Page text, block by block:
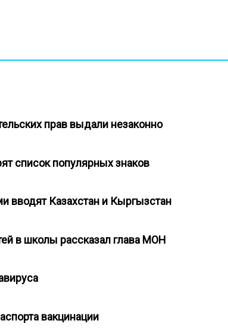
прав выдали незаконно
список популярных знаков
вводят Казахстан и Кыргызстан
в школы рассказал глава МОН
вакцинации